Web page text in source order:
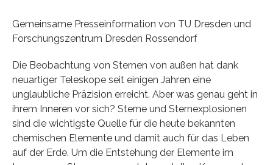
Gemeinsame Presseinformation von TU Dresden und
Forschungszentrum Dresden Rossendorf
Die Beobachtung von Sternen von außen hat dank
neuartiger Teleskope seit einigen Jahren eine
unglaubliche Präzision erreicht. Aber was genau geht in
ihrem Inneren vor sich? Sterne und Sternexplosionen
sind die wichtigste Quelle für die heute bekannten
chemischen Elemente und damit auch für das Leben
auf der Erde. Um die Entstehung der Elemente im